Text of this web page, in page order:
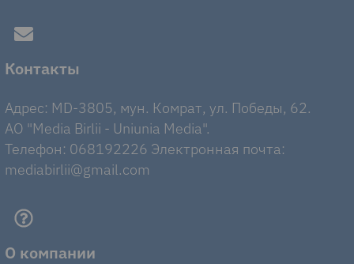
Контакты
Адрес: MD-3805, мун. Комрат, ул. Победы, 62.
AO "Media Birlii - Uniunia Media".
Телефон: 068192226 Электронная почта:
mediabirlii@gmail.com
О компании